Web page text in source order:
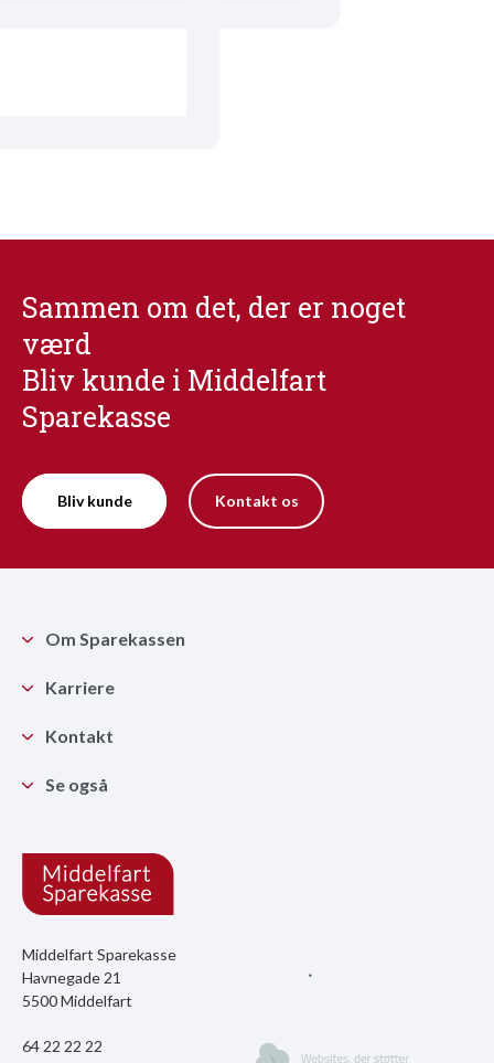
Sammen om det, der er noget
værd
Bliv kunde i Middelfart
Sparekasse
Bliv kunde Kontakt os
Middelfart Sparekasse
Havnegade 21
5500 Middelfart
64 22 22 22
Om Sparekassen
Karriere
Kontakt
Se også